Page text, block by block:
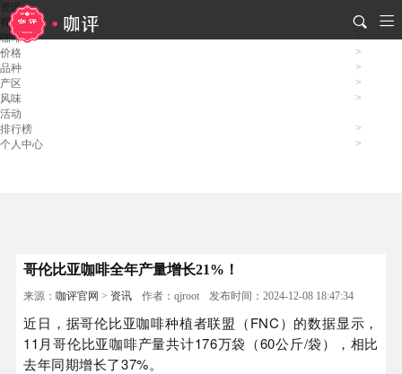
资讯
视频
咖啡
价格
品种
产区
风味
活动
排行榜
个人中心
哥伦比亚咖啡全年产量增长21%！
来源：咖评官网 > 资讯 作者：qjroot 发布时间：2024-12-08 18:47:34
近日，据哥伦比亚咖啡种植者联盟（FNC）的数据显示，
11月哥伦比亚咖啡产量共计176万袋（60公斤/袋），相比
去年同期增长了37%。